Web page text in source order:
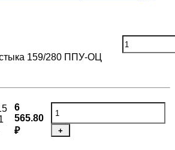
стыка 159/280 ППУ-ОЦ
6
565.80
₽
+